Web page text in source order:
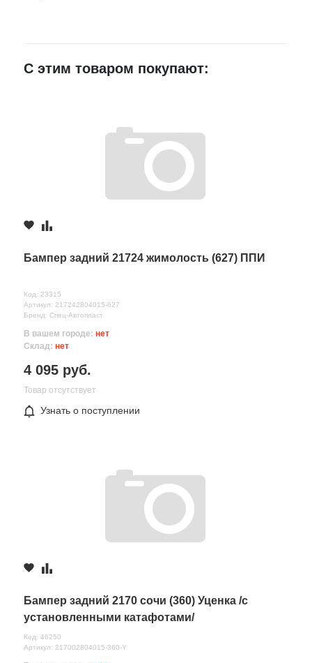
Все поля формы обязательны
Отправляя форму вы соглашаетесь на
данных
С этим товаром покупают:
Бампер задний 21724 жимолость (627) ППИ
Код: 23315
Артикул: 217242804015-627
Бренд: Спец-Автопласт
В вашем городе: нет
Склад: нет
4 095 руб.
Товар отсутствует
Узнать о поступлении
Бампер задний 2170 сочи (360) Уценка /с
установленными катафотами/
Код: 46250
Артикул: 217002804015-360-Y